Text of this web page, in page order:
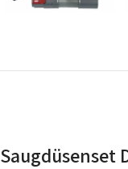
Saugdüsenset